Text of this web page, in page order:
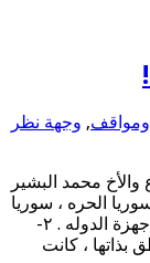
ومواقف, وجهة نظر
والأخ محمد البشير
الحره ، سوريا
التي انتصرت ، وأهم مافيه: ١-إعادة هيكلة كافة اجهزة الدوله . ٢-
بذاتها ، كانت